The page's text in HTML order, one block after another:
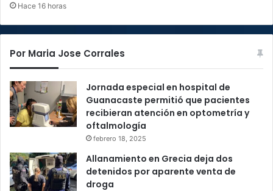
Hace 16 horas
Por Maria Jose Corrales
Jornada especial en hospital de
Guanacaste permitió que pacientes
recibieran atención en optometría y
oftalmología
febrero 18, 2025
Allanamiento en Grecia deja dos
detenidos por aparente venta de
droga